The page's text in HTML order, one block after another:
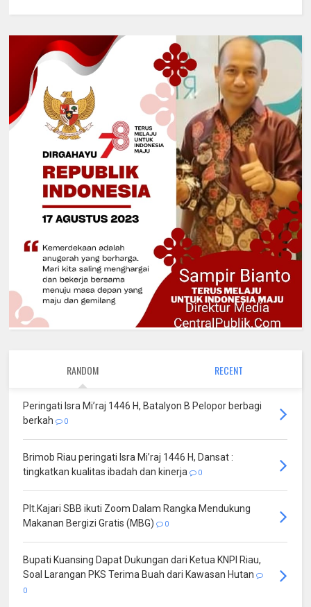
RANDOM RECENT
Peringati Isra Mi’raj 1446 H, Batalyon B Pelopor berbagi
berkah
0
Brimob Riau peringati Isra Mi’raj 1446 H, Dansat :
tingkatkan kualitas ibadah dan kinerja
0
Plt.Kajari SBB ikuti Zoom Dalam Rangka Mendukung
Makanan Bergizi Gratis (MBG)
0
Bupati Kuansing Dapat Dukungan dari Ketua KNPI Riau,
Soal Larangan PKS Terima Buah dari Kawasan Hutan
0